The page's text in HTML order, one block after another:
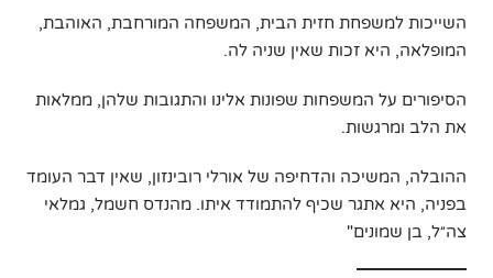
השייכות למשפחת חזית הבית, המשפחה המורחבת, האוהבת,
המופלאה, היא זכות שאין שניה לה.
הסיפורים על המשפחות שפונות אלינו והתגובות שלהן, ממלאות
את הלב ומרגשות.
ההובלה, המשיכה והדחיפה של אורלי רובינזון, שאין דבר העומד
בפניה, היא אתגר שכיף להתמודד איתו. מהנדס חשמל, גמלאי
צה״ל, בן שמונים"